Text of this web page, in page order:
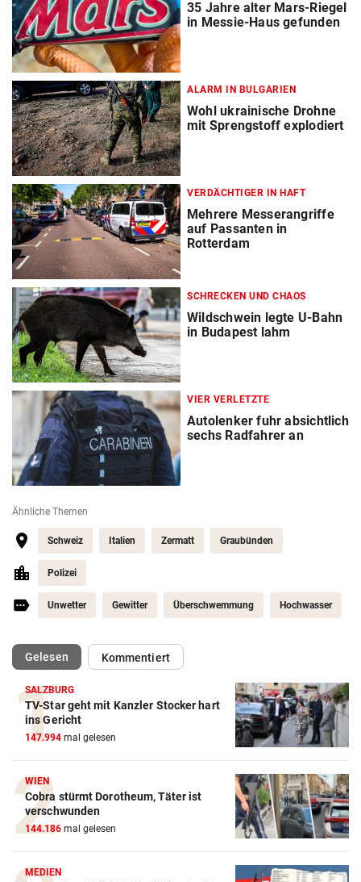
35 Jahre alter Mars-Riegel
in Messie-Haus gefunden
ALARM IN BULGARIEN
Wohl ukrainische Drohne
mit Sprengstoff explodiert
VERDÄCHTIGER IN HAFT
Mehrere Messerangriffe
auf Passanten in
Rotterdam
SCHRECKEN UND CHAOS
Wildschwein legte U-Bahn
in Budapest lahm
VIER VERLETZTE
Autolenker fuhr absichtlich
sechs Radfahrer an
Ähnliche Themen
Schweiz Italien Zermatt Graubünden
Polizei
Unwetter Gewitter Überschwemmung Hochwasser
Gelesen(ausgewählt)Kommentiert
SALZBURG
TV-Star geht mit Kanzler Stocker hart
ins Gericht
147.994 mal gelesen
WIEN
Cobra stürmt Dorotheum, Täter ist
verschwunden
144.186 mal gelesen
MEDIEN